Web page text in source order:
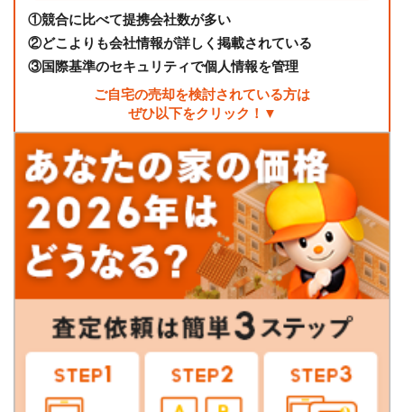
①競合に比べて提携会社数が多い
②どこよりも会社情報が詳しく掲載されている
③国際基準のセキュリティで個人情報を管理
ご自宅の売却を検討されている方は
ぜひ以下をクリック！▼